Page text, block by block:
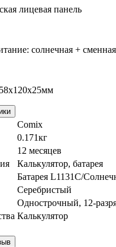
лицевая панель
солнечная +
Comix
0.171кг
12 месяцев
Калькулятор, батарея
Батарея L1131C/
Серебристый
Однострочный, 12-
Калькулятор